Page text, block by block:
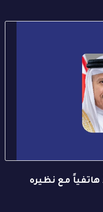
هاتفياً مع نظيره